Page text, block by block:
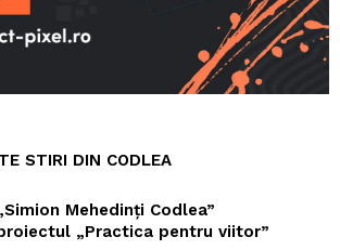
STIRI DIN CODLEA
Mehedinți Codlea”
„Practica pentru viitor”